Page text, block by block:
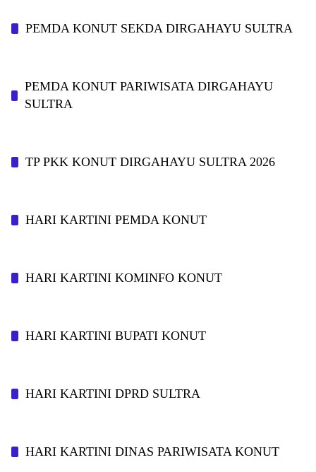
PEMDA KONUT SEKDA DIRGAHAYU SULTRA
PEMDA KONUT PARIWISATA DIRGAHAYU
SULTRA
TP PKK KONUT DIRGAHAYU SULTRA 2026
HARI KARTINI PEMDA KONUT
HARI KARTINI KOMINFO KONUT
HARI KARTINI BUPATI KONUT
HARI KARTINI DPRD SULTRA
HARI KARTINI DINAS PARIWISATA KONUT